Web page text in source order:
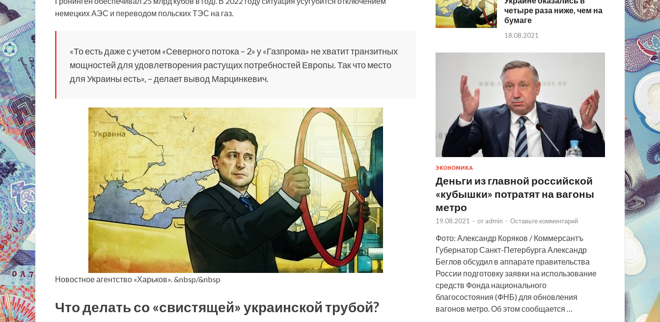
немецких АЭС и переводом польских ТЭС на газ.
«То есть даже с учетом «Северного потока – 2» у «Газпрома» не хватит транзитных
мощностей для удовлетворения растущих потребностей Европы. Так что место
для Украины есть», – делает вывод Марцинкевич.
Новостное агентство «Харьков». &nbsp/&nbsp
Что делать со «свистящей» украинской трубой?
четыре раза ниже, чем на
бумаге
18.08.2021
ЭКОНОМИКА
Деньги из главной российской
«кубышки» потратят на вагоны
метро
19.08.2021 - от admin - Оставьте комментарий
Фото: Александр Коряков / Коммерсантъ
Губернатор Санкт-Петербурга Александр
Беглов обсудил в аппарате правительства
России подготовку заявки на использование
средств Фонда национального
благосостояния (ФНБ) для обновления
вагонов метро. Об этом сообщается …